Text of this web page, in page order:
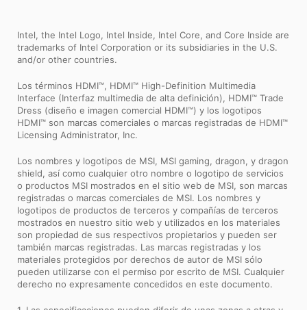
Intel, the Intel Logo, Intel Inside, Intel Core, and Core Inside are
trademarks of Intel Corporation or its subsidiaries in the U.S.
and/or other countries.
Los términos HDMI™, HDMI™ High-Definition Multimedia
Interface (Interfaz multimedia de alta definición), HDMI™ Trade
Dress (diseño e imagen comercial HDMI™) y los logotipos
HDMI™ son marcas comerciales o marcas registradas de HDMI™
Licensing Administrator, Inc.
Los nombres y logotipos de MSI, MSI gaming, dragon, y dragon
shield, así como cualquier otro nombre o logotipo de servicios
o productos MSI mostrados en el sitio web de MSI, son marcas
registradas o marcas comerciales de MSI. Los nombres y
logotipos de productos de terceros y compañías de terceros
mostrados en nuestro sitio web y utilizados en los materiales
son propiedad de sus respectivos propietarios y pueden ser
también marcas registradas. Las marcas registradas y los
materiales protegidos por derechos de autor de MSI sólo
pueden utilizarse con el permiso por escrito de MSI. Cualquier
derecho no expresamente concedidos en este documento.